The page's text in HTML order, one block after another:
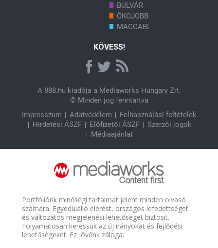
BULVÁR
ÖKOJOBB
MACCABI
KÖVESS!
A 888.hukiadója a Mediaworks Hungary Zrt.
© Minden jog fenntartva
Impresszum
Adatvédelem
Felhasználási feltételek
Hirdetési ÁSZF
Előfizetői ÁSZF
Szerzői jogok
Médiaajánlat
Portfóliónk minőségi tartalmat jelent minden olvasó
számára. Egyedülálló elérést, országos lefedettséget
és változatos megjelenési lehetőséget biztosít.
Folyamatosan keressük az új irányokat és fejlődési
lehetőségeket. Ez jövőnk záloga.